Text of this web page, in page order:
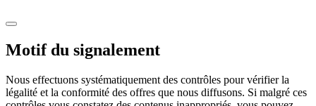
Motif du signalement
Nous effectuons systématiquement des contrôles pour vérifier la
légalité et la conformité des offres que nous diffusons. Si malgré ces